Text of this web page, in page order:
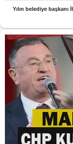
Yılın belediye başkanı